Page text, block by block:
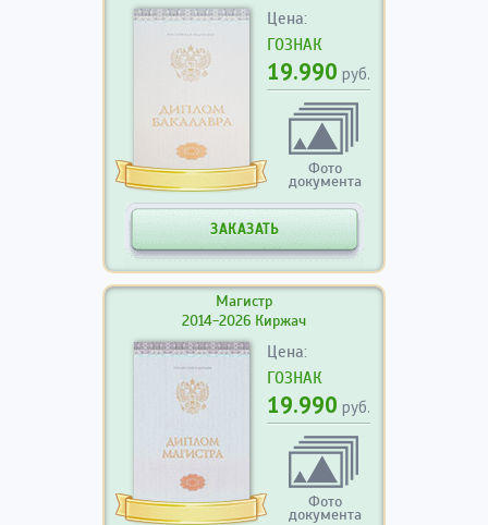
Цена:
ГОЗНАК
19.990 руб.
Фото
документа
ЗАКАЗАТЬ
Магистр
2014-2026 Киржач
Цена:
ГОЗНАК
19.990 руб.
Фото
документа